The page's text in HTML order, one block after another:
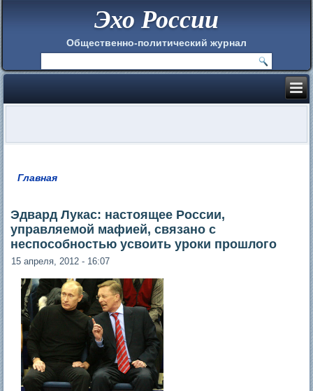
Эхо России
Общественно-политический журнал
Главная
Эдвард Лукас: настоящее России,
управляемой мафией, связано с
неспособностью усвоить уроки прошлого
15 апреля, 2012 - 16:07